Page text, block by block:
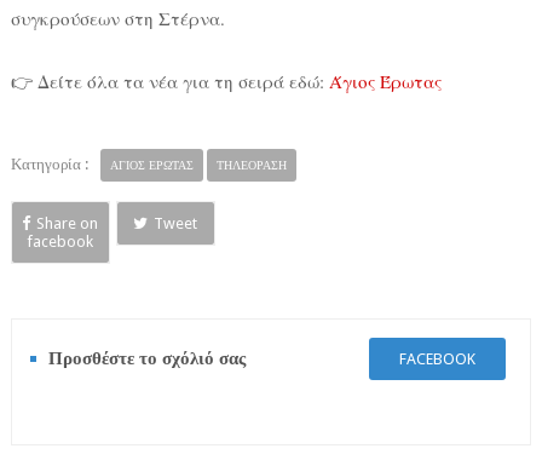
συγκρούσεων στη Στέρνα.
👉 Δείτε όλα τα νέα για τη σειρά εδώ: Άγιος Έρωτας
Κατηγορία : ΑΓΙΟΣ ΕΡΩΤΑΣ ΤΗΛΕΟΡΑΣΗ
Share on
facebook
Tweet
Προσθέστε το σχόλιό σας FACEBOOK